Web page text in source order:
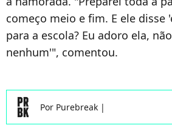
começo meio e fim. E ele disse
para a escola? Eu adoro ela,
nenhum'", comentou.
Por Purebreak |